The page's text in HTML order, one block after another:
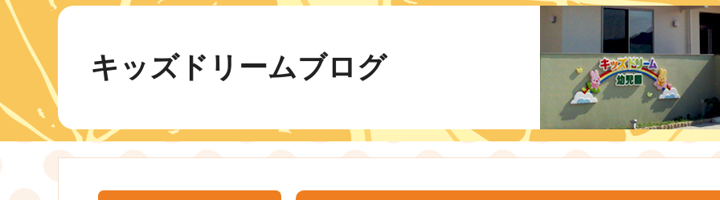
キッズドリームブログ